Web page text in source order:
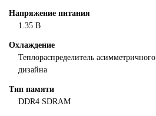
Напряжение питания
1.35 В
Охлаждение
Теплораспределитель асимметричного
дизайна
Тип памяти
DDR4 SDRAM